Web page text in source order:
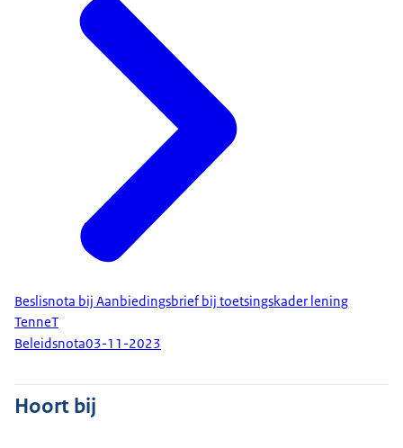
Beslisnota bij Aanbiedingsbrief bij toetsingskader lening
TenneT
Beleidsnota03-11-2023
Hoort bij